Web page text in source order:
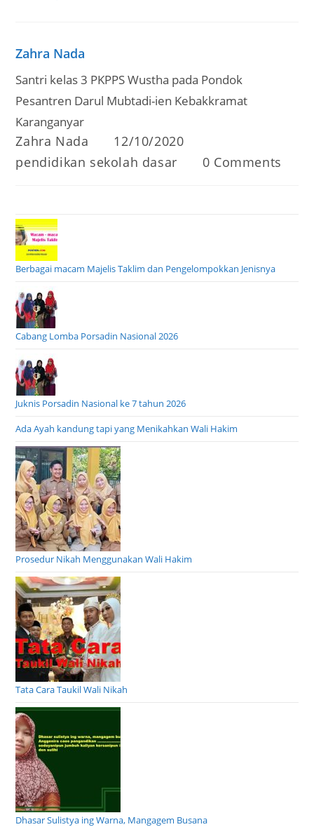
Zahra Nada
Santri kelas 3 PKPPS Wustha pada Pondok
Pesantren Darul Mubtadi-ien Kebakkramat
Karanganyar
Post
Zahra Nada
Post
12/10/2020
Post
category:
pendidikan sekolah dasar
Post
0 Comments
Berbagai macam Majelis Taklim dan Pengelompokkan Jenisnya
Cabang Lomba Porsadin Nasional 2026
Juknis Porsadin Nasional ke 7 tahun 2026
Ada Ayah kandung tapi yang Menikahkan Wali Hakim
Prosedur Nikah Menggunakan Wali Hakim
Tata Cara Taukil Wali Nikah
Dhasar Sulistya ing Warna, Mangagem Busana